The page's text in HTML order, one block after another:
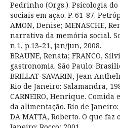
Pedrinho (Orgs.). Psicologia
sociais em ação. P. 61-87.
AMON, Denise; MENASCHE,
narrativa da memória social.
n.1, p.13-21, jan/jun, 2008.
BRAUNE, Renata; FRANCO,
gastronomia. São Paulo:
BRILLAT-SAVARIN, Jean
Rio de Janeiro: Salamandra,
CARNEIRO, Henrique. Comida
da alimentação. Rio de Janeiro:
DA MATTA, Roberto. O que